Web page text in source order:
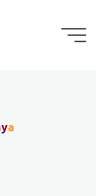
ya